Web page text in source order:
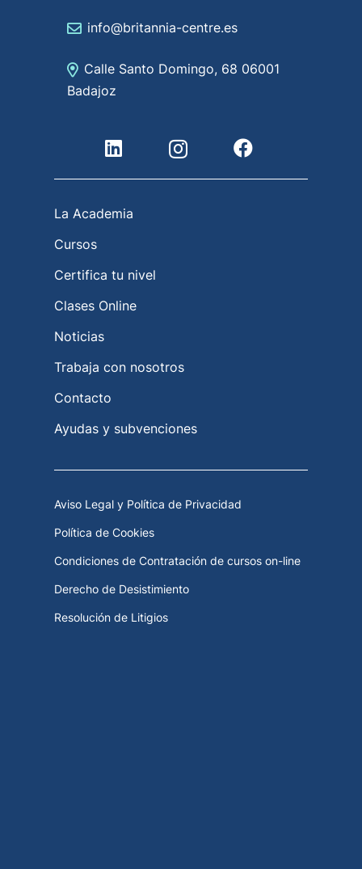
info@britannia-centre.es
Calle Santo Domingo, 68 06001
Badajoz
La Academia
Cursos
Certifica tu nivel
Clases Online
Noticias
Trabaja con nosotros
Contacto
Ayudas y subvenciones
Aviso Legal y Política de Privacidad
Política de Cookies
Condiciones de Contratación de cursos on-line
Derecho de Desistimiento
Resolución de Litigios